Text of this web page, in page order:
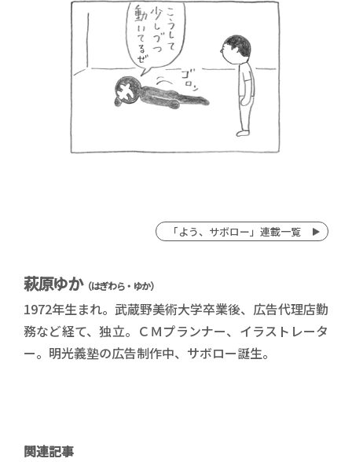
「よう、サボロー」連載一覧
萩原ゆか（はぎわら・ゆか）
1972年生まれ。武蔵野美術大学卒業後、広告代理店勤
務など経て、独立。ＣＭプランナー、イラストレータ
ー。明光義塾の広告制作中、サボロー誕生。
関連記事